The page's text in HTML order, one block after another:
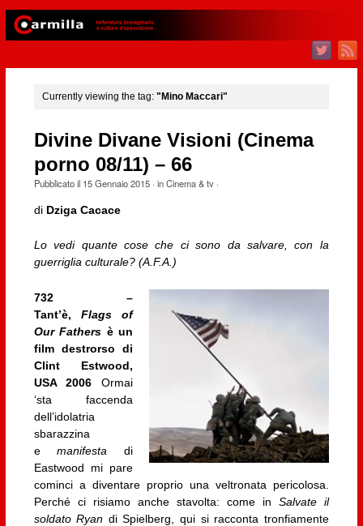
Currently viewing the tag: "Mino Maccari"
Divine Divane Visioni (Cinema
porno 08/11) – 66
Pubblicato il 15 Gennaio 2015· inCinema & tv·
di Dziga Cacace
Lo vedi quante cose che ci sono da salvare, con la
guerriglia culturale? (A.F.A.)
732 –
Tant’è, Flags of
Our Fathers è un
film destrorso di
Clint Estwood,
USA 2006 Ormai
‘sta faccenda
dell’idolatria
sbarazzina
emanifesta di
Eastwood mi pare
cominci a diventare proprio una veltronata pericolosa.
Perché ci risiamo anche stavolta: come in Salvate il
soldato Ryan di Spielberg, qui si racconta tronfiamente